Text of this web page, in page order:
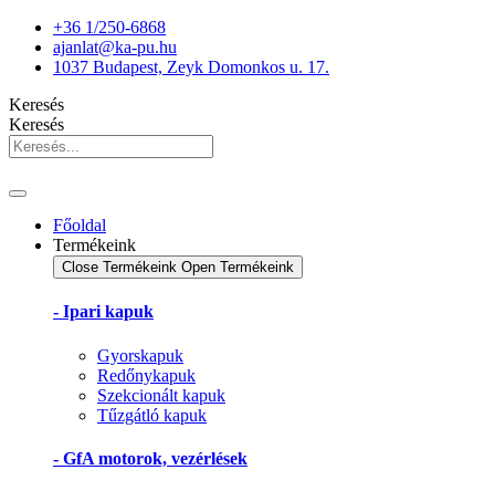
Ugrás
tartalomhoz
+36 1/250-6868
ajanlat@ka-pu.hu
1037 Budapest, Zeyk Domonkos u. 17.
Keresés
Keresés
Főoldal
Termékeink
Close Termékeink Open Termékeink
- Ipari kapuk
Gyorskapuk
Redőnykapuk
Szekcionált kapuk
Tűzgátló kapuk
- GfA motorok, vezérlések